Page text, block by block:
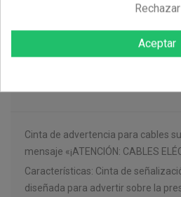
Descripción
Cinta de advertencia para cables
mensaje «¡ATENCIÓN: CABLES
Características: Cinta de
diseñada para advertir sobre la
Rechazar
Aceptar